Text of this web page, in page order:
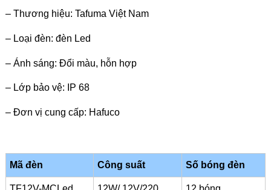
– Thương hiệu: Tafuma Việt Nam
– Loại đèn: đèn Led
– Ánh sáng: Đổi màu, hỗn hợp
– Lớp bảo vệ: IP 68
– Đơn vị cung cấp: Hafuco
Mã đèn Công suất Số bóng đèn